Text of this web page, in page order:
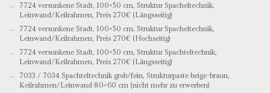
7724 versunkene Stadt, 100×50 cm, Struktur Spacheltechnik,
Leinwand/Keilrahmen, Preis 270€ (Längsseitig)
7724 versunkene Stadt, 100×50 cm, Struktur Spacheltechnik,
Leinwand/Keilrahmen, Preis 270€ (Hochseitig)
7724 versunkene Stadt, 100×50 cm, Struktur Spachteltechnik,
Leinwand/Keilrahmen, Preis 270€ (Längsseitig)
7033 / 7034 Spachteltechnik grob/fein, Strukturpaste beige-braun,
Keilrahmen/Leinwand 80×60 cm (nicht mehr zu erwerben)